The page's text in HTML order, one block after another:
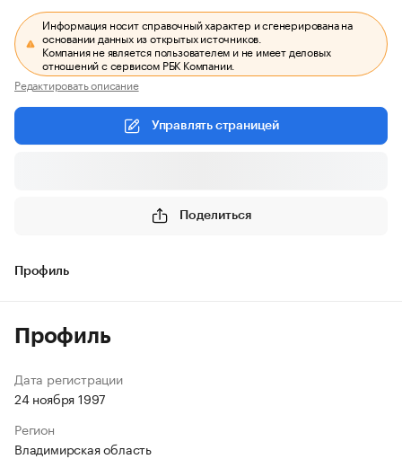
Информация носит справочный характер и сгенерирована на
основании данных из открытых источников.
Компания не является пользователем и не имеет деловых
отношений с сервисом РБК Компании.
Редактировать описание
Управлять страницей
Поделиться
Профиль
Профиль
Дата регистрации
24 ноября 1997
Регион
Владимирская область